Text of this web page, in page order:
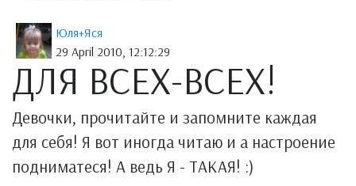
Юля+Яся
29 April 2010, 12:12:29
ДЛЯ ВСЕХ-ВСЕХ!
Девочки, прочитайте и запомните каждая
для себя! Я вот иногда читаю и а настроение
подниматеся! А ведь Я - ТАКАЯ! :)